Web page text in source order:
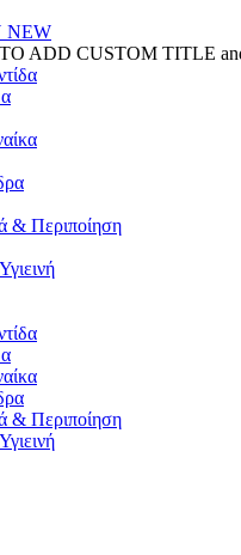
NEW
ADD CUSTOM TITLE
& Περιποίηση
& Περιποίηση